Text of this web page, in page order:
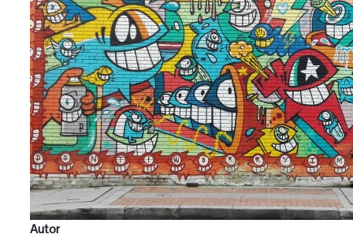
navegación
Autor